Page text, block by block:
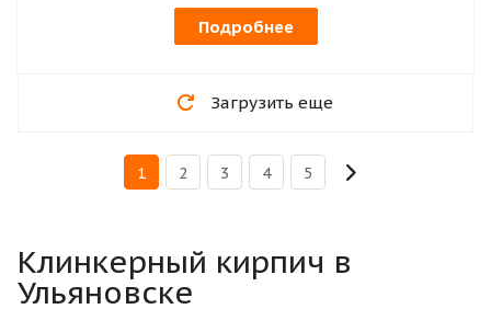
Подробнее
Загрузить еще
1 2 3 4 5
Клинкерный кирпич в
Ульяновске